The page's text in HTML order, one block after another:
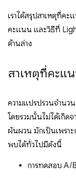
เราได้สรุปสาเหตุที่ค
คะแนน และวิธีที่
ด้านล่าง
สาเหตุที่คะแ
ความแปรปรวนจำนว
โดยรวมนั้นไม่ได้เกิด
ผันผวน มักเป็นเพรา
พบได้ทั่วไปมีดังนี้
การทดสอบ A/